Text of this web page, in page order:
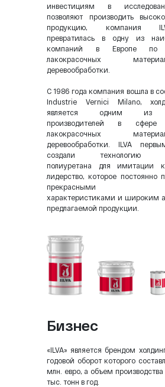
инвестициям в
позволяют производить
продукцию, компания
превратилась в одну из
компаний в Европе по
лакокрасочных
деревообработки.
С 1986 года компания вошла в
Industrie Vernici Milano,
является одним из
производителей в сфере
лакокрасочных
деревообработки. ILVA
создали технологию
полиуретана для имитации
лидерство, которое постоянно
прекрасными
характеристиками и широким
предлагаемой продукции.
Бизнес
«ILVA» является брендом
годовой оборот которого
млн. евро, а объем
тыс. тонн в год.